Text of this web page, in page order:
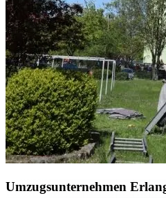
Umzugsunternehmen